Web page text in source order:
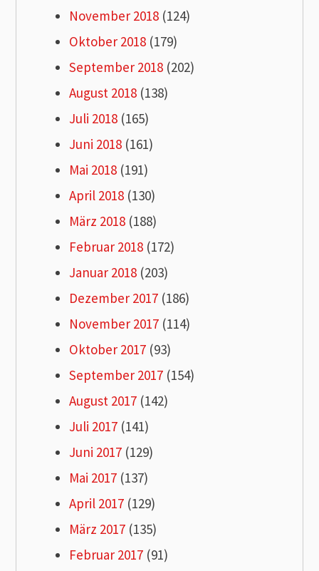
November 2018 (124)
Oktober 2018 (179)
September 2018 (202)
August 2018 (138)
Juli 2018 (165)
Juni 2018 (161)
Mai 2018 (191)
April 2018 (130)
März 2018 (188)
Februar 2018 (172)
Januar 2018 (203)
Dezember 2017 (186)
November 2017 (114)
Oktober 2017 (93)
September 2017 (154)
August 2017 (142)
Juli 2017 (141)
Juni 2017 (129)
Mai 2017 (137)
April 2017 (129)
März 2017 (135)
Februar 2017 (91)